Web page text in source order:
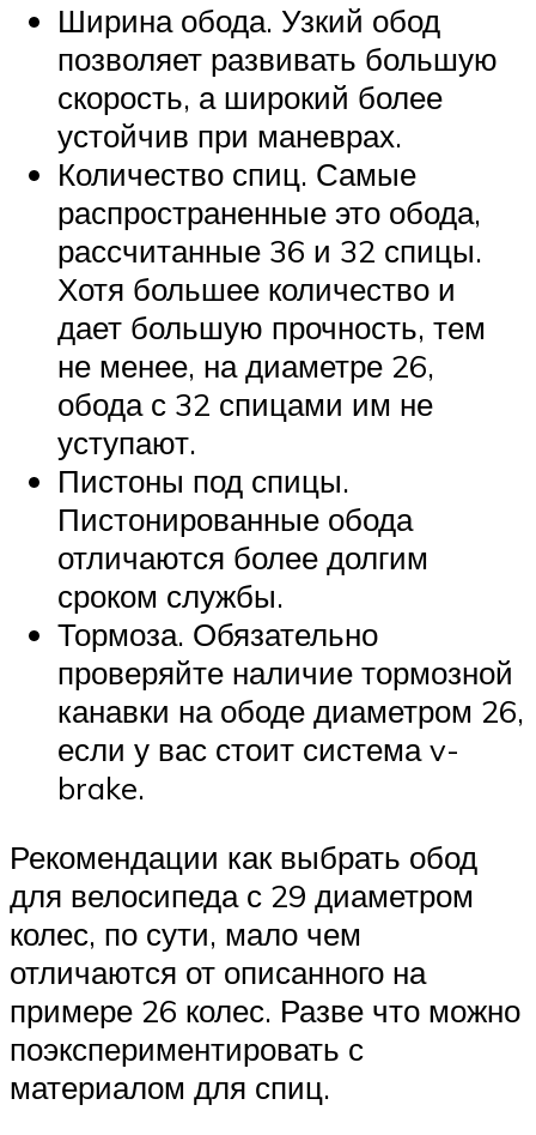
Ширина обода. Узкий обод
позволяет развивать большую
скорость, а широкий более
устойчив при маневрах.
Количество спиц. Самые
распространенные это обода,
рассчитанные 36 и 32 спицы.
Хотя большее количество и
дает большую прочность, тем
не менее, на диаметре 26,
обода с 32 спицами им не
уступают.
Пистоны под спицы.
Пистонированные обода
отличаются более долгим
сроком службы.
Тормоза. Обязательно
проверяйте наличие тормозной
канавки на ободе диаметром 26,
если у вас стоит система v-
brake.
Рекомендации как выбрать обод
для велосипеда с 29 диаметром
колес, по сути, мало чем
отличаются от описанного на
примере 26 колес. Разве что можно
поэкспериментировать с
материалом для спиц.